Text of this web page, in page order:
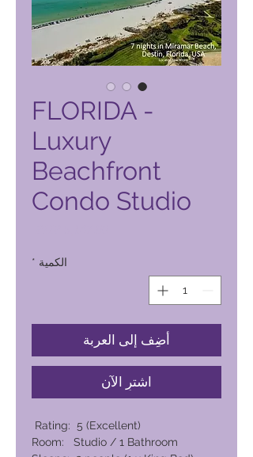
FLORIDA -
Luxury
Beachfront
Condo Studio
الكمية *
أضِف إلى العربة
اشترِ الآن
Rating: 5 (Excellent)
Room: Studio / 1 Bathroom